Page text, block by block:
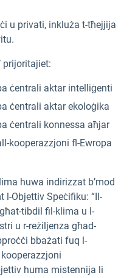
u privati, inkluża t-tħejjija
prijoritajiet:
ċentrali aktar intelliġenti
ċentrali aktar ekoloġika
ċentrali konnessa aħjar
kooperazzjoni fl-Ewropa
huwa indirizzat b’mod
l-Objettiv Speċifiku: “Il-
tibdil fil-klima u l-
u r-reżiljenza għad-
bbażati fuq l-
huma mistennija li